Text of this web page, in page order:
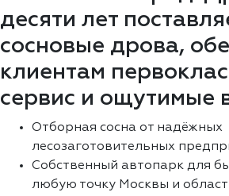
десяти лет
сосновые дрова,
клиентам
сервис и ощутимые
Отборная сосна от надёжных
лесозаготовительных
Собственный автопарк для
любую точку Москвы и